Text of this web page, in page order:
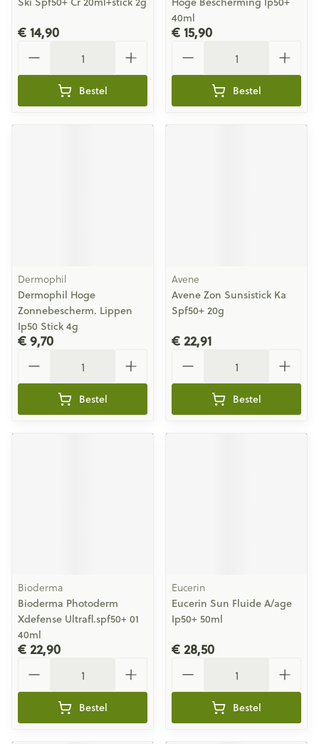
€ 14,90
Bestel
40ml
€ 15,90
Bestel
Dermophil
Dermophil Hoge
Zonnebescherm. Lippen
Ip50 Stick 4g
€ 9,70
Bestel
Avene
Avene Zon Sunsistick Ka
Spf50+ 20g
€ 22,91
Bestel
Bioderma
Bioderma Photoderm
Xdefense Ultrafl.spf50+ 01
40ml
€ 22,90
Bestel
Eucerin
Eucerin Sun Fluide A/age
Ip50+ 50ml
€ 28,50
Bestel